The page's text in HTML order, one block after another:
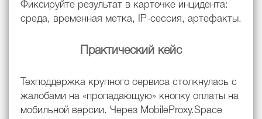
Фиксируйте результат в карточке инцидента:
среда, временная метка, IP-сессия, артефакты.
Практический кейс
Техподдержка крупного сервиса столкнулась с
жалобами на «пропадающую» кнопку оплаты на
мобильной версии. Через MobileProxy.Space